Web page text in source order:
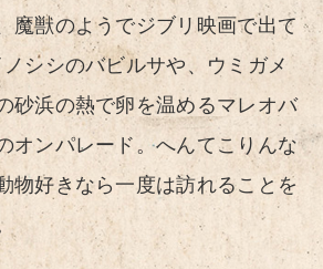
魔獣のようでジブリ映画で出て
シシのバビルサや、ウミガメ
砂浜の熱で卵を温めるマレオバ
オンパレード。へんてこりんな
物好きなら一度は訪れることを